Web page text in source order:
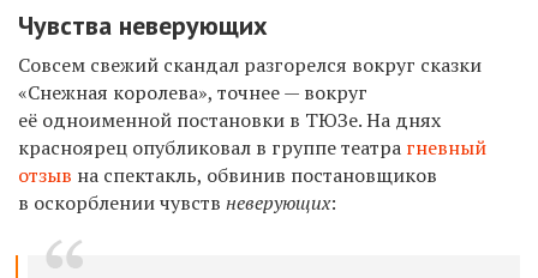
Чувства неверующих
Совсем свежий скандал разгорелся вокруг сказки
«Снежная королева», точнее — вокруг
её одноименной постановки в ТЮЗе. На днях
красноярец опубликовал в группе театра гневный
отзыв на спектакль, обвинив постановщиков
в оскорблении чувств неверующих: